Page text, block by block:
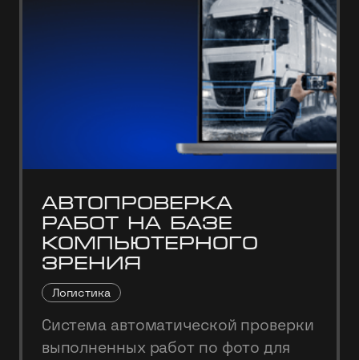
Автопроверка
работ на базе
компьютерного
зрения
Логистика
Система автоматической проверки
выполненных работ по фото для